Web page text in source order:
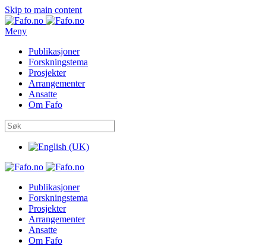
Skip to main content
Meny
Publikasjoner
Forskningstema
Prosjekter
Arrangementer
Ansatte
Om Fafo
Publikasjoner
Forskningstema
Prosjekter
Arrangementer
Ansatte
Om Fafo